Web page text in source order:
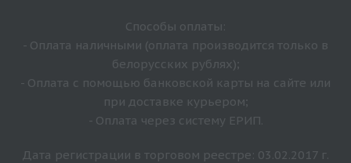
Способы оплаты:
- Оплата наличными (оплата производится только в
белорусских рублях);
- Оплата с помощью банковской карты на сайте или
при доставке курьером;
- Оплата через систему ЕРИП.
Дата регистрации в торговом реестре: 03.02.2017 г.